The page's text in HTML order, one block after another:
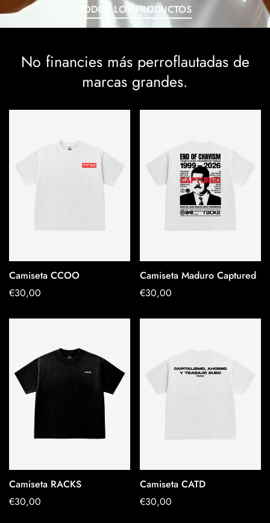
TODOS LOS PRODUCTOS
No financies más perroflautadas de
marcas grandes.
OPTIONEN
AUSWÄHLEN
Camiseta CCOO
Regulärer
€30,00
OPTIONEN
AUSWÄHLEN
Camiseta Maduro Captured
Regulärer
€30,00
Camiseta RACKS
Regulärer
€30,00
OPTIONEN
AUSWÄHLEN
Camiseta CATD
Regulärer
€30,00